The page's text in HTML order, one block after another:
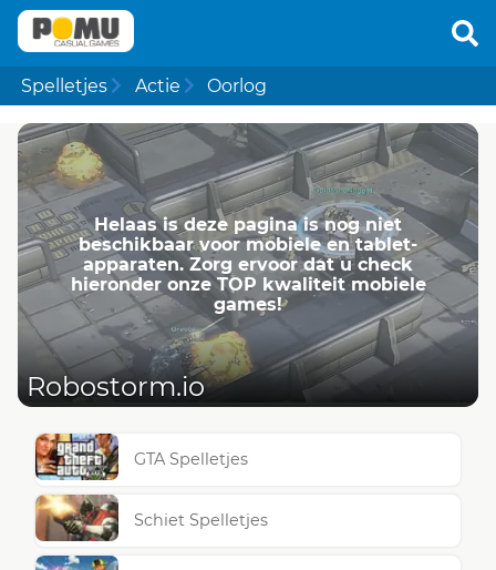
Spelletjes Actie Oorlog
Helaas is deze pagina is nog niet
beschikbaar voor mobiele en tablet-
apparaten. Zorg ervoor dat u check
hieronder onze TOP kwaliteit mobiele
games!
Robostorm.io
GTA Spelletjes
Schiet Spelletjes